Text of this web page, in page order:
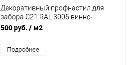
Декоративный профнастил для
забора С21 RAL 3005 винно-
красный 0.7 мм
500 руб. / м2
Подробнее